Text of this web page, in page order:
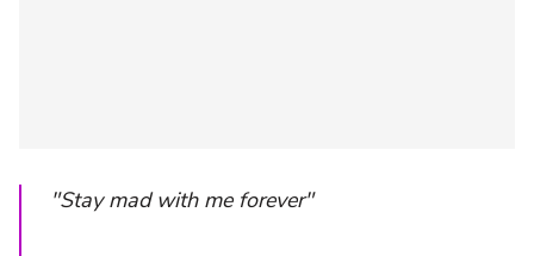
"Stay mad with me forever"